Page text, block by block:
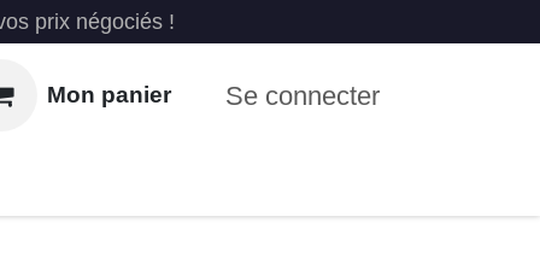
prix négociés !
Mon panier Se connecter